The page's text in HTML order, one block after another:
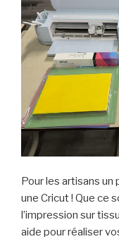
Pour les artisans un
une Cricut ! Que ce
l’impression sur
aide pour réaliser